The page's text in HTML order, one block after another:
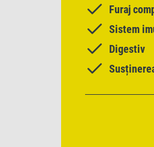
Furaj
Sistem
Digestiv